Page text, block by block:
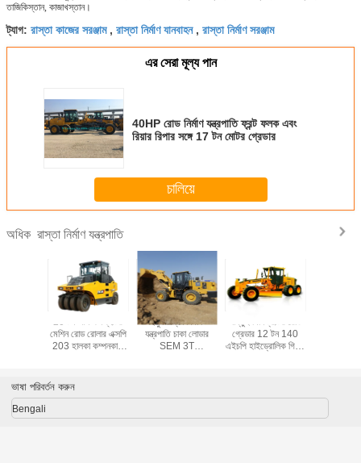
তাজিকিস্তান, কাজাখস্তান।
ট্যাগ: রাস্তা কাজের সরঞ্জাম, রাস্তা নির্মাণ যানবাহন, রাস্তা নির্মাণ সরঞ্জাম
এর সেরা মূল্য পান
40HP রোড নির্মাণ যন্ত্রপাতি ফ্রন্ট ফলক এবং
রিয়ার রিপার সঙ্গে 17 টন মোটর গ্রেডার
চালিয়ে
অধিক রাস্তা নির্মাণ যন্ত্রপাতি
শান্তুই মিনি ট্রাক্টর গ্রেড
রোড নির্মাণ যন্ত্রপাতি 12
টন 140 এইচপি
ব্লেড এবং রিপার 8015
* 2380 * 3050 মিমি
সহ 135 এইচপি মোটর
হাইড্রোলিক রোলার আর্থ
কমপ্যাক্টর মেশিন
এক্সসিএমজি 20 টন
ভাষা পরিবর্তন করুন
Bengali